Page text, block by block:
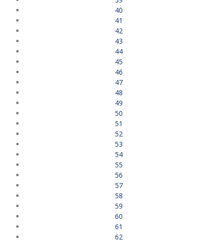
40
41
42
43
44
45
46
47
48
49
50
51
52
53
54
55
56
57
58
59
60
61
62